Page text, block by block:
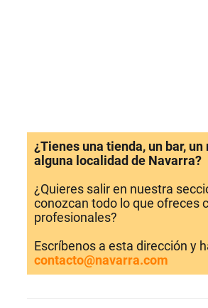
¿Tienes una tienda, un bar,
alguna localidad de Navarra?
¿Quieres salir en nuestra
conozcan todo lo que ofreces
profesionales?
Escríbenos a esta dirección y
contacto@navarra.com